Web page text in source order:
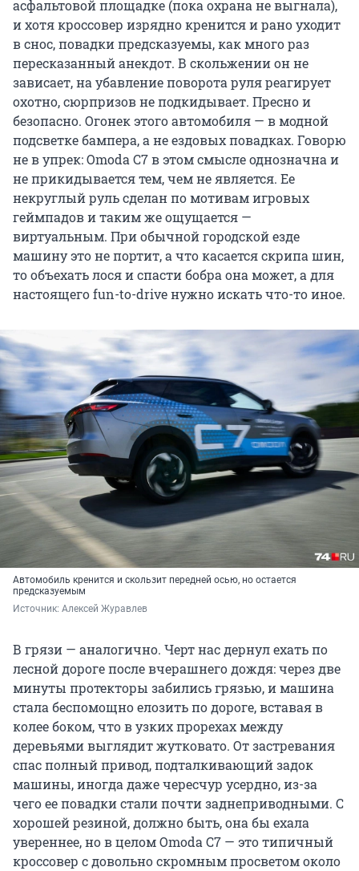
асфальтовой площадке (пока охрана не выгнала),
и хотя кроссовер изрядно кренится и рано уходит
в снос, повадки предсказуемы, как много раз
пересказанный анекдот. В скольжении он не
зависает, на убавление поворота руля реагирует
охотно, сюрпризов не подкидывает. Пресно и
безопасно. Огонек этого автомобиля — в модной
подсветке бампера, а не ездовых повадках. Говорю
не в упрек: Omoda C7 в этом смысле однозначна и
не прикидывается тем, чем не является. Ее
некруглый руль сделан по мотивам игровых
геймпадов и таким же ощущается —
виртуальным. При обычной городской езде
машину это не портит, а что касается скрипа шин,
то объехать лося и спасти бобра она может, а для
настоящего fun-to-drive нужно искать что-то иное.
Автомобиль кренится и скользит передней осью, но остается
предсказуемым
Источник: Алексей Журавлев
В грязи — аналогично. Черт нас дернул ехать по
лесной дороге после вчерашнего дождя: через две
минуты протекторы забились грязью, и машина
стала беспомощно елозить по дороге, вставая в
колее боком, что в узких прорехах между
деревьями выглядит жутковато. От застревания
спас полный привод, подталкивающий задок
машины, иногда даже чересчур усердно, из-за
чего ее повадки стали почти заднеприводными. С
хорошей резиной, должно быть, она бы ехала
увереннее, но в целом Omoda C7 — это типичный
кроссовер с довольно скромным просветом около